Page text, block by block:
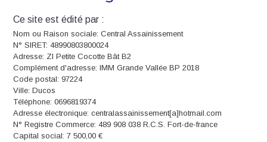
Ce site est édité par :
Nom ou Raison sociale: Central Assainissement
N° SIRET: 48990803800024
Adresse: ZI Petite Cocotte Bât B2
Complément d'adresse: IMM Grande Vallée BP 2018
Code postal: 97224
Ville: Ducos
Téléphone: 0696819374
Adresse électronique: centralassainissement[a]hotmail.com
N° Registre Commerce: 489 908 038 R.C.S. Fort-de-france
Capital social: 7 500,00 €